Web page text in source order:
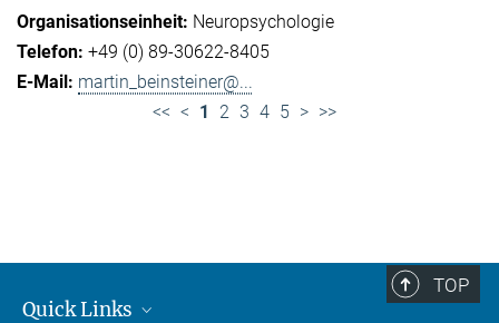
Neuropsychologie
+49 (0) 89-30622-8405
martin_beinsteiner@...
<< < 1 2 3 4 5 > >>
TOP
Quick Links